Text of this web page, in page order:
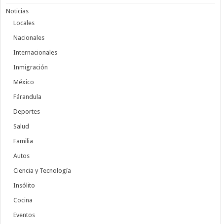
Noticias
Locales
Nacionales
Internacionales
Inmigración
México
Fárandula
Deportes
Salud
Familia
Autos
Ciencia y Tecnología
Insólito
Cocina
Eventos